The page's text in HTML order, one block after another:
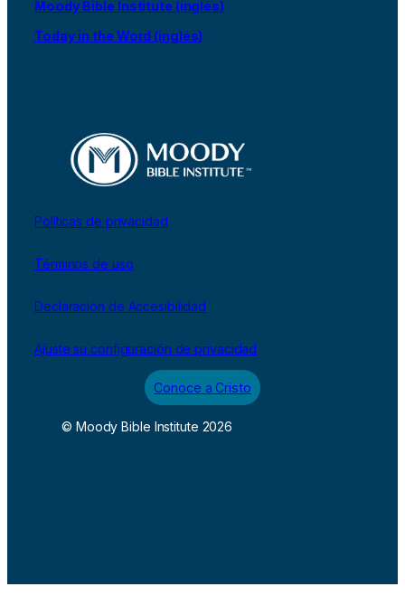
Moody Bible Institute (inglés)
Today in the Word (inglés)
Políticas de privacidad
Términos de uso
Declaración de Accesibilidad
Ajuste su configuración de privacidad
Conoce a Cristo
© Moody Bible Institute 2026